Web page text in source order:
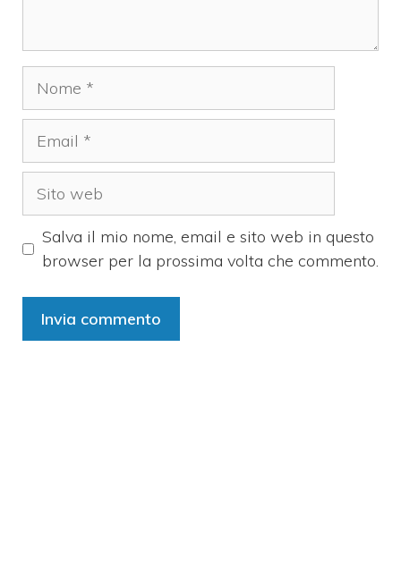
Salva il mio nome, email e sito web in questo
browser per la prossima volta che commento.